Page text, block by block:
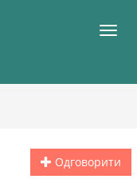
Одговорити